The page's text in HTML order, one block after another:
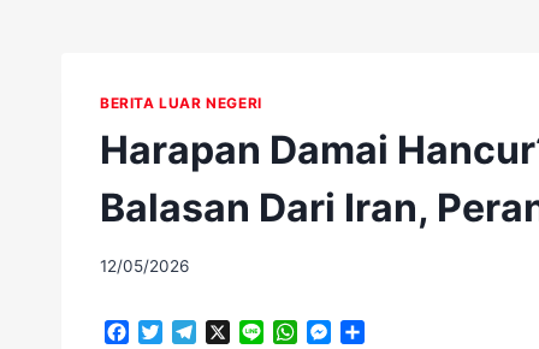
BERITA LUAR NEGERI
Harapan Damai
Balasan Dari Iran,
By
12/05/2026
W
M